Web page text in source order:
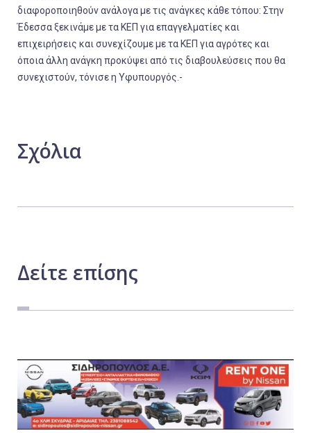
διαφοροποιηθούν ανάλογα με τις ανάγκες κάθε τόπου: Στην
Έδεσσα ξεκινάμε με τα ΚΕΠ για επαγγελματίες και
επιχειρήσεις και συνεχίζουμε με τα ΚΕΠ για αγρότες και
όποια άλλη ανάγκη προκύψει από τις διαβουλεύσεις που θα
συνεχιστούν, τόνισε η Υφυπουργός.-
Σχόλια
Δείτε επίσης